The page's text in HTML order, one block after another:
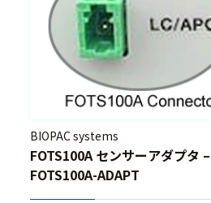
BIOPAC systems
FOTS100A センサーアダプタ –
FOTS100A-ADAPT